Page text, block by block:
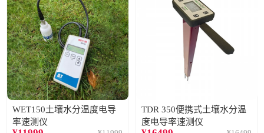
WET150土壤水分温度电导
率速测仪
TDR 350便携式土壤水分温
度电导率速测仪